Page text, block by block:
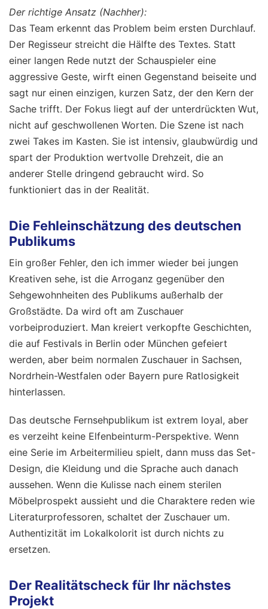
Der richtige Ansatz (Nachher):
Das Team erkennt das Problem beim ersten Durchlauf.
Der Regisseur streicht die Hälfte des Textes. Statt
einer langen Rede nutzt der Schauspieler eine
aggressive Geste, wirft einen Gegenstand beiseite und
sagt nur einen einzigen, kurzen Satz, der den Kern der
Sache trifft. Der Fokus liegt auf der unterdrückten Wut,
nicht auf geschwollenen Worten. Die Szene ist nach
zwei Takes im Kasten. Sie ist intensiv, glaubwürdig und
spart der Produktion wertvolle Drehzeit, die an
anderer Stelle dringend gebraucht wird. So
funktioniert das in der Realität.
Die Fehleinschätzung des deutschen
Publikums
Ein großer Fehler, den ich immer wieder bei jungen
Kreativen sehe, ist die Arroganz gegenüber den
Sehgewohnheiten des Publikums außerhalb der
Großstädte. Da wird oft am Zuschauer
vorbeiproduziert. Man kreiert verkopfte Geschichten,
die auf Festivals in Berlin oder München gefeiert
werden, aber beim normalen Zuschauer in Sachsen,
Nordrhein-Westfalen oder Bayern pure Ratlosigkeit
hinterlassen.
Das deutsche Fernsehpublikum ist extrem loyal, aber
es verzeiht keine Elfenbeinturm-Perspektive. Wenn
eine Serie im Arbeitermilieu spielt, dann muss das Set-
Design, die Kleidung und die Sprache auch danach
aussehen. Wenn die Kulisse nach einem sterilen
Möbelprospekt aussieht und die Charaktere reden wie
Literaturprofessoren, schaltet der Zuschauer um.
Authentizität im Lokalkolorit ist durch nichts zu
ersetzen.
Der Realitätscheck für Ihr nächstes
Projekt